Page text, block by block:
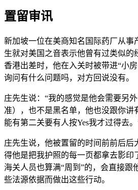
置留审讯
新加坡一位在美商知名国际药厂从事
生就对美国之音表示他曾有过类似的
香港出差时，他在入关时被带进“小
询问有什么问题吗，对方回说没有。
庄先生说：“我的感觉是他会需要另
准），也不是黑名单，他也没跟你讲
能有第二关要有人按Yes我才过得去。
庄先生说，他被置留的时间前前后后
得他是把我护照的每一页都拿去影印
海关人员也算满“周到”的，会直接跟
些法源依据而做出这些行动。